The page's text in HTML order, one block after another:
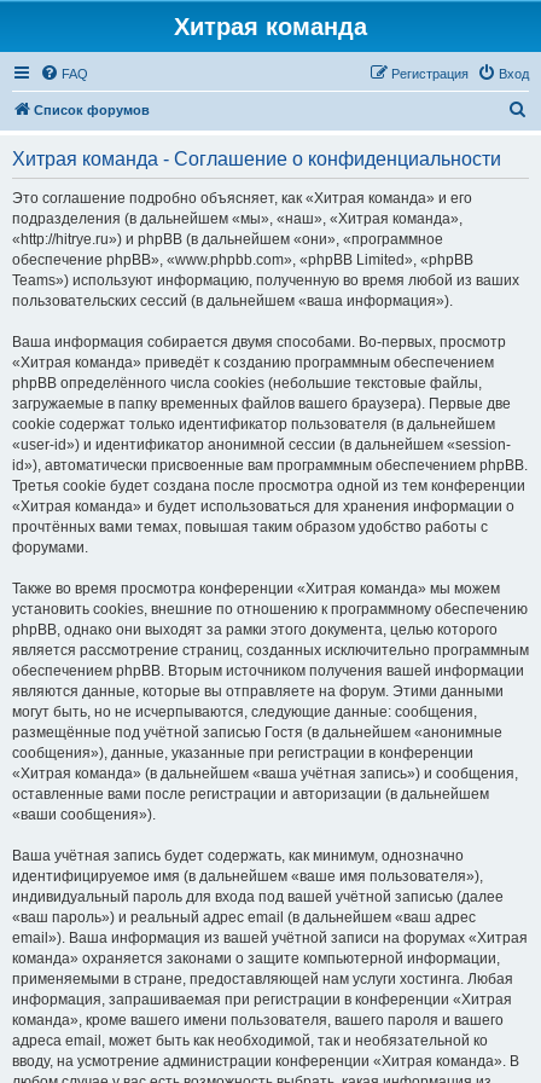
Хитрая команда
FAQ Вход
Регистрация
Список форумов
Хитрая команда - Соглашение о конфиденциальности
Это соглашение подробно объясняет, как «Хитрая команда» и его
подразделения (в дальнейшем «мы», «наш», «Хитрая команда»,
«http://hitrye.ru») и phpBB (в дальнейшем «они», «программное
обеспечение phpBB», «www.phpbb.com», «phpBB Limited», «phpBB
Teams») используют информацию, полученную во время любой из ваших
пользовательских сессий (в дальнейшем «ваша информация»).
Ваша информация собирается двумя способами. Во-первых, просмотр
«Хитрая команда» приведёт к созданию программным обеспечением
phpBB определённого числа cookies (небольшие текстовые файлы,
загружаемые в папку временных файлов вашего браузера). Первые две
cookie содержат только идентификатор пользователя (в дальнейшем
«user-id») и идентификатор анонимной сессии (в дальнейшем «session-
id»), автоматически присвоенные вам программным обеспечением phpBB.
Третья cookie будет создана после просмотра одной из тем конференции
«Хитрая команда» и будет использоваться для хранения информации о
прочтённых вами темах, повышая таким образом удобство работы с
форумами.
Также во время просмотра конференции «Хитрая команда» мы можем
установить cookies, внешние по отношению к программному обеспечению
phpBB, однако они выходят за рамки этого документа, целью которого
является рассмотрение страниц, созданных исключительно программным
обеспечением phpBB. Вторым источником получения вашей информации
являются данные, которые вы отправляете на форум. Этими данными
могут быть, но не исчерпываются, следующие данные: сообщения,
размещённые под учётной записью Гостя (в дальнейшем «анонимные
сообщения»), данные, указанные при регистрации в конференции
«Хитрая команда» (в дальнейшем «ваша учётная запись») и сообщения,
оставленные вами после регистрации и авторизации (в дальнейшем
«ваши сообщения»).
Ваша учётная запись будет содержать, как минимум, однозначно
идентифицируемое имя (в дальнейшем «ваше имя пользователя»),
индивидуальный пароль для входа под вашей учётной записью (далее
«ваш пароль») и реальный адрес email (в дальнейшем «ваш адрес
email»). Ваша информация из вашей учётной записи на форумах «Хитрая
команда» охраняется законами о защите компьютерной информации,
применяемыми в стране, предоставляющей нам услуги хостинга. Любая
информация, запрашиваемая при регистрации в конференции «Хитрая
команда», кроме вашего имени пользователя, вашего пароля и вашего
адреса email, может быть как необходимой, так и необязательной ко
вводу, на усмотрение администрации конференции «Хитрая команда». В